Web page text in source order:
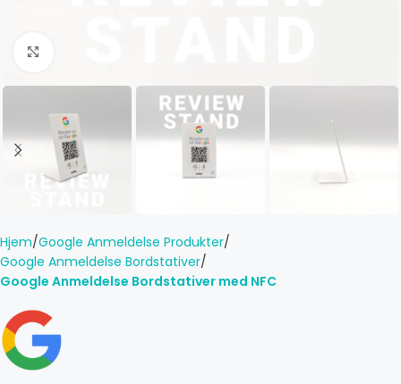
Hjem Google Anmeldelse Produkter
Google Anmeldelse Bordstativer
Google Anmeldelse Bordstativer med NFC